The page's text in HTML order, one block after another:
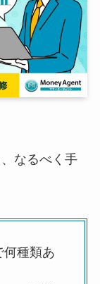
なるべく手
何種類あ